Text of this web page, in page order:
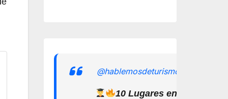
@hablemosdeturismomx
10 Lugares en los que